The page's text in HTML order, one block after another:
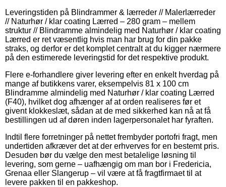
Leveringstiden på Blindrammer & lærreder // Malerlærreder
// Naturhør / klar coating Lærred – 280 gram – mellem
struktur // Blindramme almindelig med Naturhør / klar coating
Lærred er ret væsentlig hvis man har brug for din pakke
straks, og derfor er det komplet centralt at du kigger nærmere
på den estimerede leveringstid for det respektive produkt.
Flere e-forhandlere giver levering efter en enkelt hverdag på
mange af butikkens varer, eksempelvis 81 x 100 cm
Blindramme almindelig med Naturhør / klar coating Lærred
(F40), hvilket dog afhænger af at orden realiseres før et
givent klokkeslæt, sådan at de med sikkerhed kan nå at få
bestillingen ud af døren inden lagerpersonalet har fyraften.
Indtil flere forretninger på nettet frembyder portofri fragt, men
undertiden afkræver det at der erhverves for en bestemt pris.
Desuden bør du vælge den mest betalelige løsning til
levering, som gerne – uafhængig om man bor i Fredericia,
Grenaa eller Slangerup – vil være at få fragtfirmaet til at
levere pakken til en pakkeshop.